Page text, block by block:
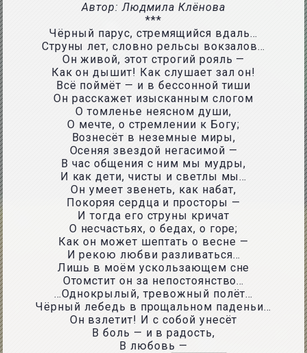
Автор: Людмила Клёнова
***
Чёрный парус, стремящийся вдаль…
Струны лет, словно рельсы вокзалов…
Он живой, этот строгий рояль —
Как он дышит! Как слушает зал он!
Всё поймёт — и в бессонной тиши
Он расскажет изысканным слогом
О томленье неясном души,
О мечте, о стремлении к Богу;
Вознесёт в неземные миры,
Осеняя звездой негасимой —
В час общения с ним мы мудры,
И как дети, чисты и светлы мы…
Он умеет звенеть, как набат,
Покоряя сердца и просторы —
И тогда его струны кричат
О несчастьях, о бедах, о горе;
Как он может шептать о весне —
И рекою любви разливаться…
Лишь в моём ускользающем сне
Отомстит он за непостоянство…
…Однокрылый, тревожный полёт…
Чёрный лебедь в прощальном паденьи…
Он взлетит! И с собой унесёт
В боль — и в радость,
В любовь —